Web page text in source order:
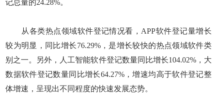
记总量的24.28%。
从各类热点领域软件登记情况看，APP软件登记量增长
较为明显，同比增长76.29%，是增长较快的热点领域软件类
别之一。另外，人工智能软件登记数量同比增长104.02%，大
数据软件登记数量同比增长64.27%，增速均高于软件登记整
体增速，呈现出不同程度的快速发展态势。